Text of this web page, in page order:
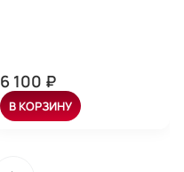
6 100 ₽
В КОРЗИНУ